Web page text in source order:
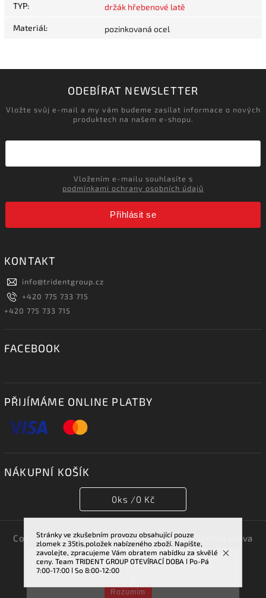
Vstupem na tuto stránku souhlasíte se sběrem cookies.
Více informací najdete v článkupodmínky ochrany
osobních údajů
Rozumím
Stránky ve zkušebním provozu obsahující pouze
zlomek z 35tis.položek nabízeného zboží. Napište,
zavolejte, zpracujeme Vám obratem nabídku za skvělé
ceny. Team TRIDENT GROUP OTEVÍRACÍ DOBA ǀ Po-Pá
7:00-17:00 ǀ So 8:00-12:00
TYP: držák hřebenové latě
Materiál: pozinkovaná ocel
ODEBÍRAT NEWSLETTER
Vložte svůj e-mail a my vám budeme zasílat informace o nových
produktech na našem e-shopu.
podmínkami ochrany osobních údajů
Přihlásit se
KONTAKT
info@tridentgroup.cz
+420 775 733 715
+420 775 733 715
FACEBOOK
PŘIJÍMÁME ONLINE PLATBY
NÁKUPNÍ KOŠÍK
0ks /0 Kč
Copyright 2026TRIDENT GROUP 007 s.r.o.. Všechna práva
vyhrazena.
VytvořilShoptet| DesignShoptak.cz.